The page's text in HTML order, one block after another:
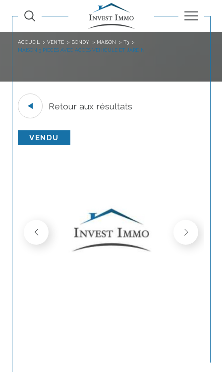
ACCUEIL VENTE BONDY MAISON
T3
MAISON 3 PIECES AVEC ACCES VEHICULE ET JARDIN
Retour aux résultats
VENDU